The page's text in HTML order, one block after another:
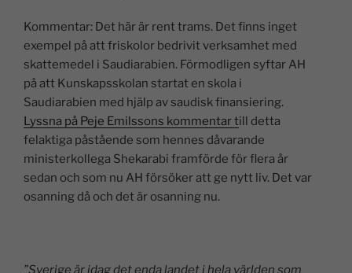
Kommentar: Det här är rent trams. Det finns inget
exempel på att friskolor bedrivit verksamhet med
skattemedel i Saudiarabien. Förmodligen syftar AH
på att Kunskapsskolan startat en skola i
Saudiarabien med hjälp av saudisk finansiering.
Lyssna på Peje Emilssons kommentar till detta
felaktiga påstående som hennes dåvarande
ministerkollega Shekarabi framförde för flera år
sedan och som nu AH försöker att ge nytt liv. Det var
osanning då och det är osanning nu.
”Sverige är idag det enda landet i hela världen som